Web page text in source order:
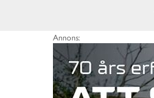
Annons: